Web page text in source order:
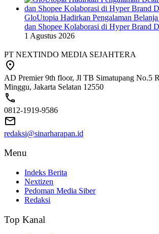
GloUtopia Hadirkan Pengalaman
dan Shopee Kolaborasi di Hyper Brand
1 Agustus 2026
PT NEXTINDO MEDIA SEJAHTERA
AD Premier 9th floor, Jl TB Simatupang No.5
Minggu, Jakarta Selatan 12550
0812-1919-9586
redaksi@sinarharapan.id
Menu
Indeks Berita
Nextizen
Pedoman Media Siber
Redaksi
Top Kanal